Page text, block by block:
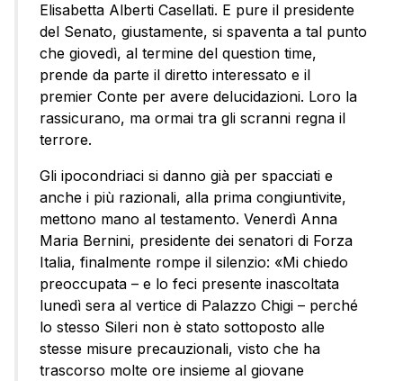
Elisabetta Alberti Casellati. E pure il presidente
del Senato, giustamente, si spaventa a tal punto
che giovedì, al termine del question time,
prende da parte il diretto interessato e il
premier Conte per avere delucidazioni. Loro la
rassicurano, ma ormai tra gli scranni regna il
terrore.
Gli ipocondriaci si danno già per spacciati e
anche i più razionali, alla prima congiuntivite,
mettono mano al testamento. Venerdì Anna
Maria Bernini, presidente dei senatori di Forza
Italia, finalmente rompe il silenzio: «Mi chiedo
preoccupata – e lo feci presente inascoltata
lunedì sera al vertice di Palazzo Chigi – perché
lo stesso Sileri non è stato sottoposto alle
stesse misure precauzionali, visto che ha
trascorso molte ore insieme al giovane